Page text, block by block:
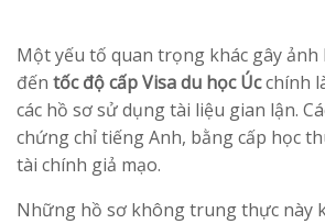
Một yếu tố quan trọng khác gây
đến tốc độ cấp Visa du học Úcchính
các hồ sơ sử dụng tài liệu gian lận.
chứng chỉ tiếng Anh, bằng cấp học
tài chính giả mạo.
Những hồ sơ không trung thực này